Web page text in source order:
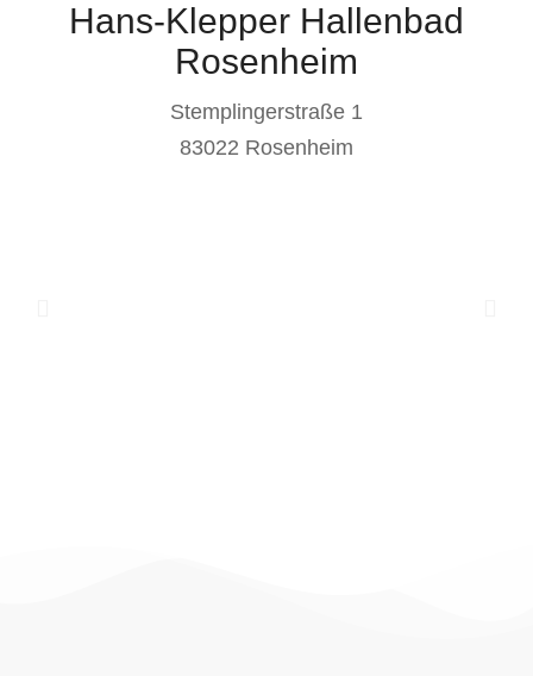
Hans-Klepper Hallenbad
Rosenheim
Stemplingerstraße 1
83022 Rosenheim